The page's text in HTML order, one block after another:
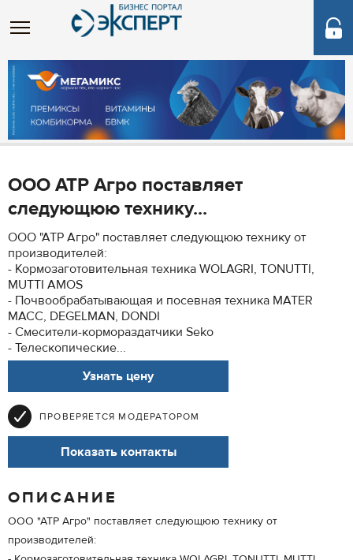
ООО АТР Агро поставляет
следующюю технику...
ООО "АТР Агро" поставляет следующюю технику от
производителей:
- Кормозаготовительная техника WOLAGRI, TONUTTI,
MUTTI AMOS
- Почвообрабатывающая и посевная техника MATER
MACC, DEGELMAN, DONDI
- Смесители-кормораздатчики Seko
- Телескопические...
Узнать цену
ПРОВЕРЯЕТСЯ МОДЕРАТОРОМ
Показать контакты
ОПИСАНИЕ
ООО "АТР Агро" поставляет следующюю технику от
производителей: